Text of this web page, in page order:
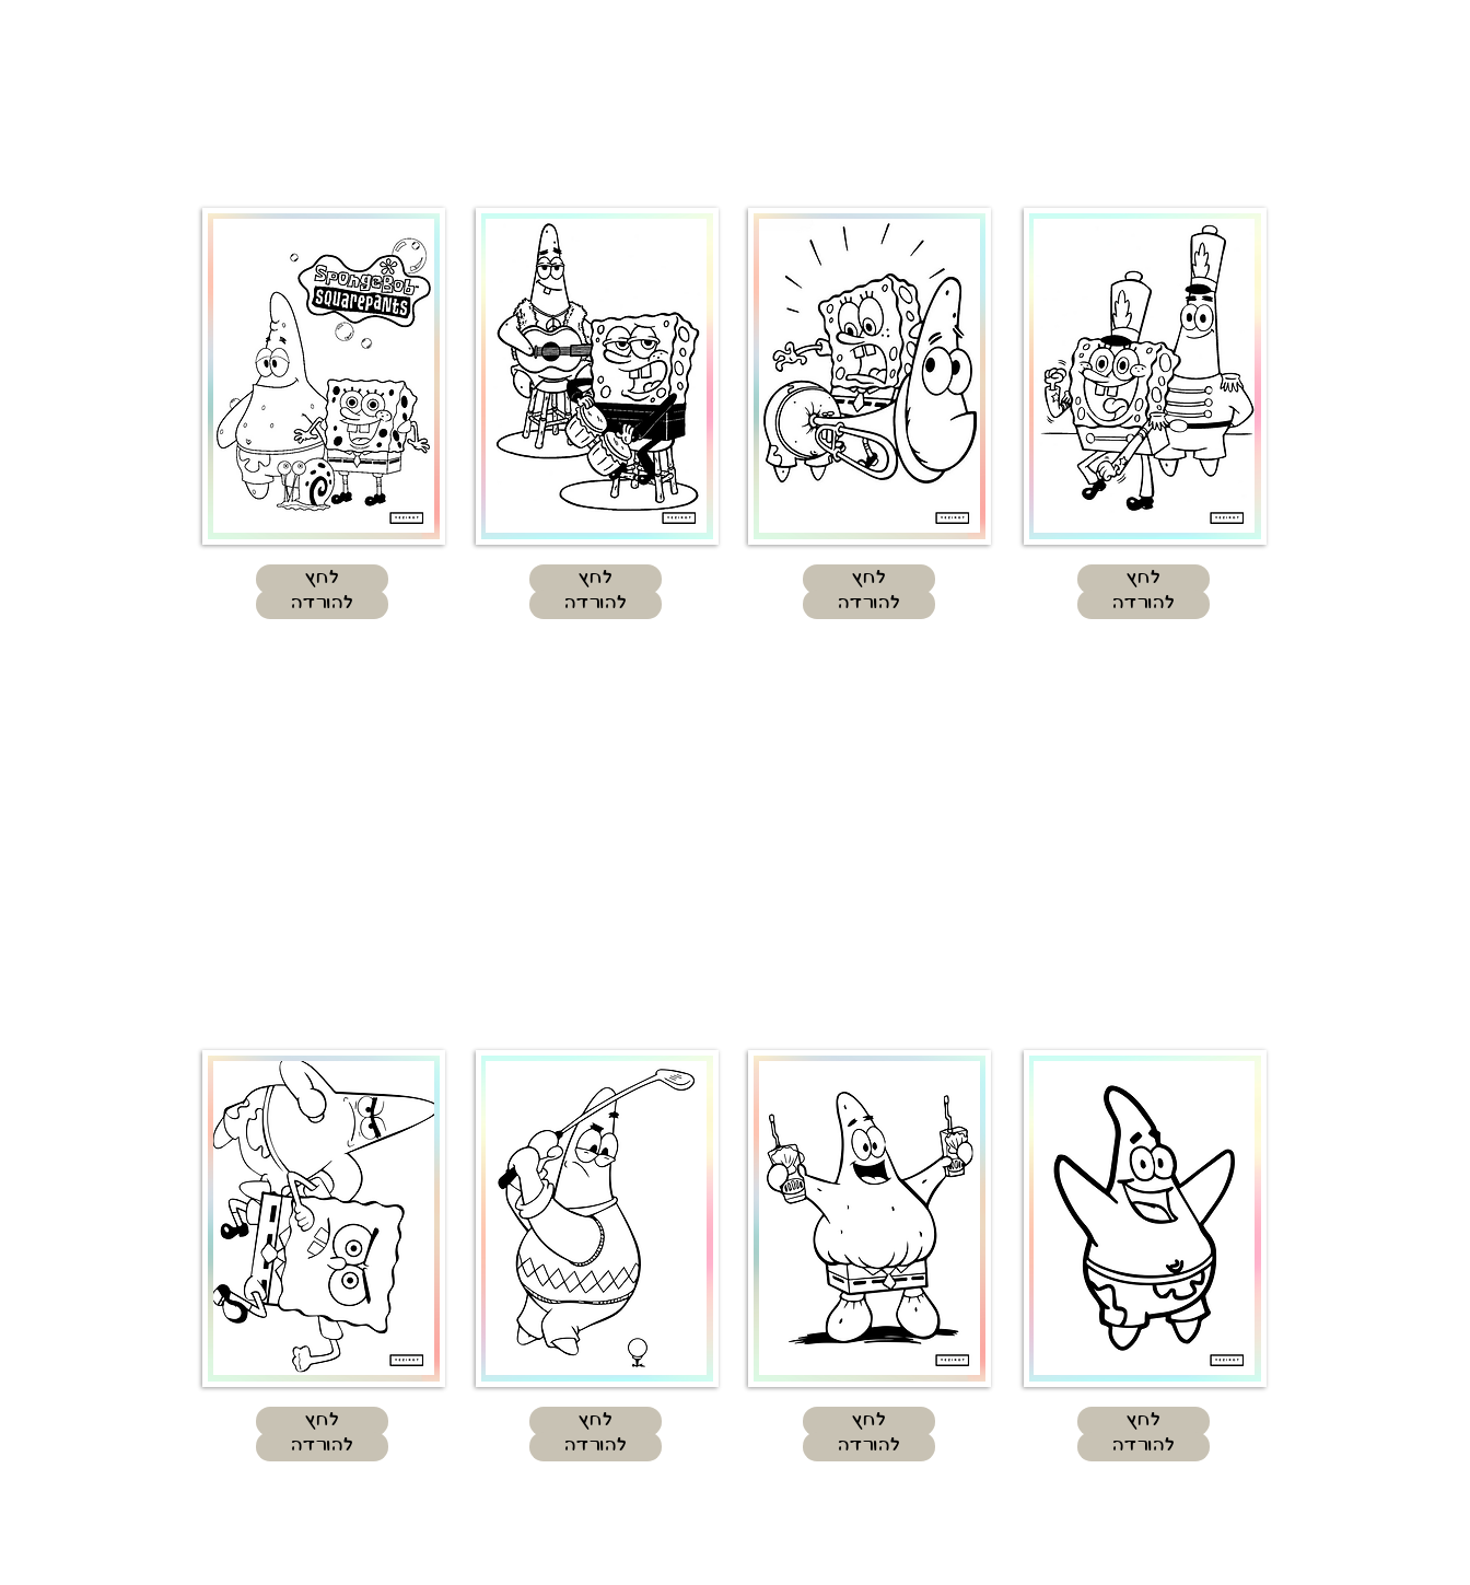
לחץ
להורדה
לחץ
להורדה
לחץ
להורדה
לחץ
להורדה
לחץ
להורדה
לחץ
להורדה
לחץ
להורדה
לחץ
להורדה